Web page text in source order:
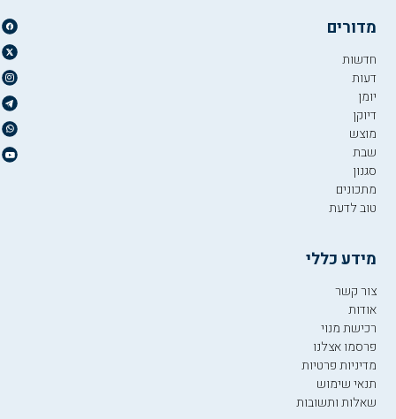
מדורים
חדשות
דעות
יומן
דיוקן
מוצש
שבת
סגנון
מתכונים
טוב לדעת
מידע כללי
צור קשר
אודות
רכישת מנוי
פרסמו אצלנו
מדיניות פרטיות
תנאי שימוש
שאלות ותשובות